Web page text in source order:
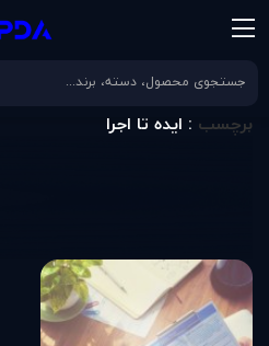
صفحه اصلی برچسب ایده تا اجرا
برچسب : ایده تا اجرا